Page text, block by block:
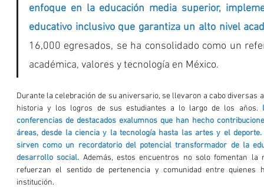
enfoque en la educación media superior,
educativo inclusivo que garantiza un alto nivel
16,000 egresados, se ha consolidado como un
académica, valores y tecnología en México.
Durante la celebración de su aniversario, se llevaron a cabo diversas
historia y los logros de sus estudiantes a lo largo de los años.
conferencias de destacados exalumnos que han hecho
áreas, desde la ciencia y la tecnología hasta las artes y el
sirven como un recordatorio del potencial transformador de la
desarrollo social. Además, estos encuentros no solo fomentan la
refuerzan el sentido de pertenencia y comunidad entre quienes
institución.